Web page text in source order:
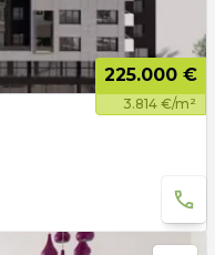
225.000 €
3.814 €/m²